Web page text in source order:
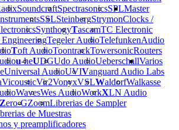
SoundcraftSpectrasonicsSPL
SSLSteinbergStrymon
SynthogyTascamTC Electronic
EngineeringTegeler AudioTelefunken
Toft AudioToontrackTowersonic
u-heUDGUdo AudioUeberschall
Universal AudioUVIVanguard Audio Labs
VicousticVir2VonyxVSLWaldorfWalkasse
WavesWes AudioWorkXLN Audio
Zero-GZoom
Master
Clocks /
Audio
Routers
Varios
Librerias de Sampler
de Muestras
y preamplificadores